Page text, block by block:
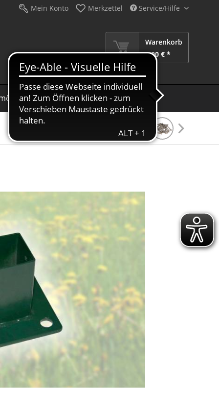
Mein Konto Merkzettel Service/Hilfe
Warenkorb
0,00 € *
Schirme Dekoration Sale %